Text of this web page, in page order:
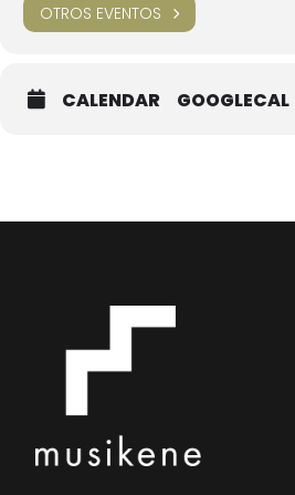
OTROS EVENTOS
CALENDAR GOOGLECAL